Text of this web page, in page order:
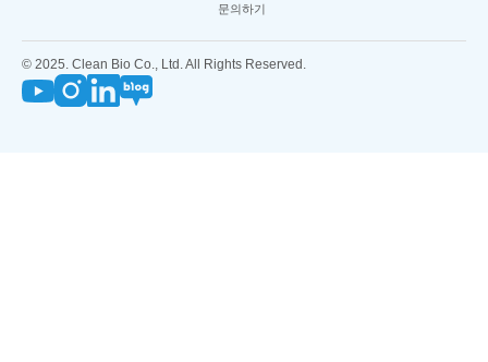
문의하기
© 2025. Clean Bio Co., Ltd. All Rights Reserved.